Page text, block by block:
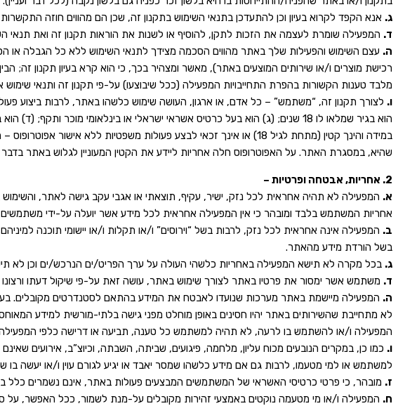
ג. אנא הקפד לקרוא בעיון וכן להתעדכן בתנאי השימוש בתקנון זה, שכן הם מהווים חוזה התקשרות
ד. המפעילה שומרת לעצמה את הזכות לתקן, להוסיף או לשנות את הוראות תקנון זה ואת
ה. עצם השימוש והפעילות שלך באתר מהווים הסכמה מצידך לתנאי השימוש ללא כל הגבלה
רכישת מוצרים ו/או שירותים המוצעים באתר), מאשר ומצהיר בכך, כי הוא קרא בעיון תקנון זה;
מלבד טענות הקשורות בהפרת התחייבויות המפעילה (ככל שיבוצעו) על-פי תקנון זה ותנאי
ו. לצורך תקנון זה, “משתמש” – כל אדם, או ארגון, העושה שימוש כלשהו באתר, לרבות ביצוע
הוא בגיר שמלאו לו 18 שנים; (ג) הוא בעל כרטיס אשראי ישראלי או בינלאומי מוכר ותקף; (ד) הוא בעל תיבת דואר אלקטרונית פעילה ברשת האינטרנט.
במידה והינך קטין (מתחת לגיל 18) או אינך זכאי לבצע פעולות משפטיות
שהיא, במסגרת האתר. על האפוטרופוס חלה אחריות ליידע את הקטין המעוניין לגלוש באתר
2. אחריות, אבטחה ופרטיות –
א. המפעילה לא תהיה אחראית לכל נזק, ישיר, עקיף, תוצאתי או אגבי עקב גישה לאתר,
אחריות המשתמש בלבד ומובהר כי אין המפעילה אחראית לכל מידע אשר יועלה על-ידי משתמשים
ב. המפעילה אינה אחראית לכל נזק, לרבות בשל “וירוסים” ו/או תקלות ו/או יישומי תוכנה
בשל הורדת מידע מהאתר.
ג. בכל מקרה לא תישא המפעילה באחריות כלשהי העולה על ערך הפריט/ים הנרכש/ים וכן לא
ד. משתמש אשר ימסור את פרטיו באתר לצורך שימוש באתר, עושה זאת על-פי שיקול דעתו
ה. המפעילה מיישמת באתר מערכות שנועדו לאבטח את המידע בהתאם לסטנדרטים מקובלים.
לא מתחייבת שהשירותים באתר יהיו חסינים באופן מוחלט מפני גישה בלתי-מורשית למידע
המפעילה ו/או להשתמש בו לרעה, לא תהיה למשתמש כל טענה, תביעה או דרישה כלפי המפעילה
ו. כמו כן, במקרים הנובעים מכוח עליון, מלחמה, פיגועים, שביתה, השבתה, וכיוצ”ב, אירועים
למשתמש או למי מטעמו, לרבות גם אם מידע כלשהו שמסר יאבד או יגיע לגורם עוין ו/או יעשה
ז. מובהר, כי פרטי כרטיסי האשראי של המשתמשים המבצעים פעולות באתר, אינם נשמרים
ח. המפעילה ו/או מי מטעמה נוקטים באמצעי זהירות מקובלים על-מנת לשמור, ככל האפשר,